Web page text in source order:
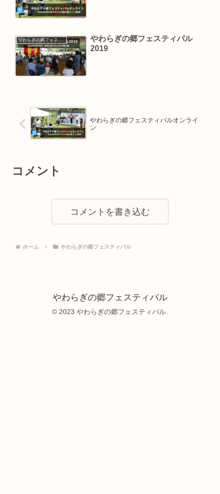
やわらぎの郷フェスティバル
やわらぎの郷フェスティバル
2019
やわらぎの郷フェスティバルオンライ
ン
コメント
コメントを書き込む
ホーム やわらぎの郷フェスティバル
やわらぎの郷フェスティバル
© 2023 やわらぎの郷フェスティバル.